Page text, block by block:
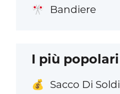
🎌 Bandiere
I più popolari
💰 Sacco Di Soldi